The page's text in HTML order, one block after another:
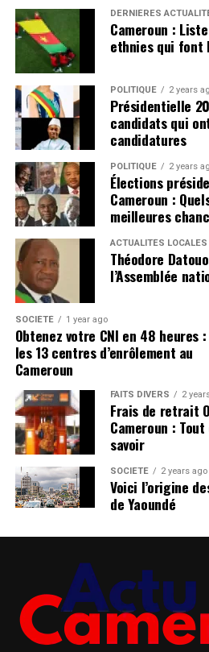
DERNIÈRES
Cameroun :
ethnies qui
POLITIQUE 2 years
Présidentielle
candidats qui
candidatures
POLITIQUE 2 years
Élections
Cameroun :
meilleures
ACTUALITÉS LOCALES
Théodore
l’Assemblée
SOCIÉTÉ 1 year ago
Obtenez votre CNI en 48 heures
les 13 centres d’enrôlement au
Cameroun
FAITS DIVERS 2
Frais de retrait
Cameroun :
savoir
SOCIÉTÉ 2 years ago
Voici l’origine
de Yaoundé